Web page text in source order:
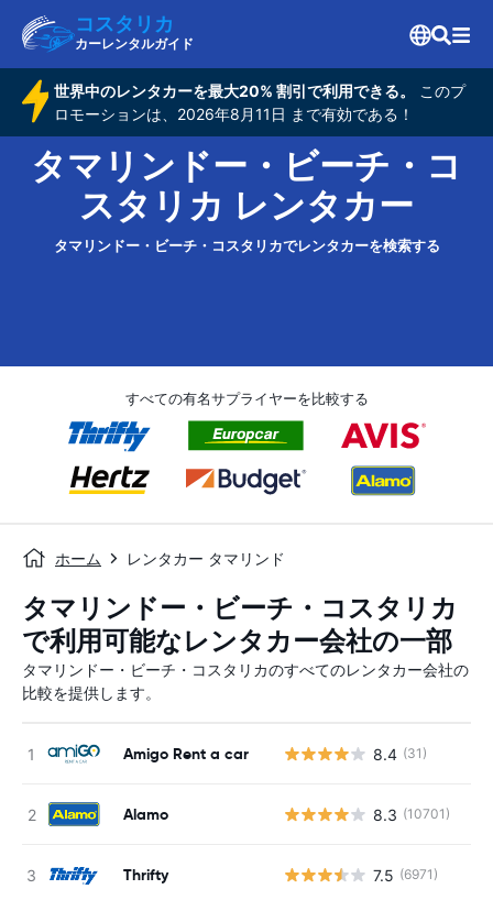
コスタリカ
カーレンタルガイド
世界中のレンタカーを最大20% 割引で利用できる。
このプ
ロモーションは、2026年8月11日 まで有効である！
タマリンドー・ビーチ・コ
スタリカ レンタカー
タマリンドー・ビーチ・コスタリカでレンタカーを検索する
すべての有名サプライヤーを比較する
ホーム レンタカー タマリンド
タマリンドー・ビーチ・コスタリカ
で利用可能なレンタカー会社の一部
タマリンドー・ビーチ・コスタリカのすべてのレンタカー会社の
比較を提供します。
Amigo Rent a car 8.4 (31)
Alamo 8.3 (10701)
Thrifty 7.5 (6971)